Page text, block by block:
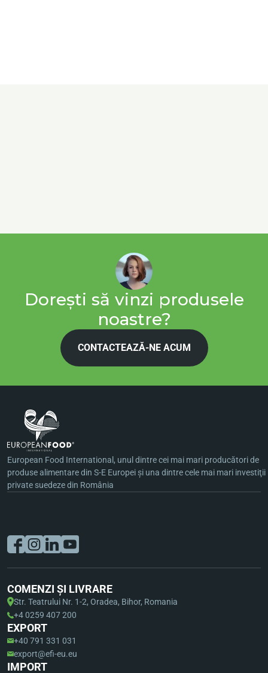
Dorești să vinzi produsele
noastre?
CONTACTEAZĂ-NE ACUM
European Food International, unul dintre cei mai mari producători de
produse alimentare din S-E Europei şi una dintre cele mai mari investiţii
private suedeze din România
COMENZI ȘI LIVRARE
Str. Teatrului Nr. 1-2, Oradea, Bihor, Romania
+4 0259 407 200
EXPORT
+40 791 331 031
export@efi-eu.eu
IMPORT